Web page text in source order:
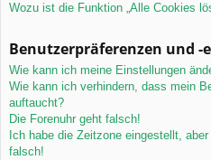
Wozu ist die Funktion „Alle Cookies
Benutzerpräferenzen und -
Wie kann ich meine Einstellungen
Wie kann ich verhindern, dass mein
auftaucht?
Die Forenuhr geht falsch!
Ich habe die Zeitzone eingestellt,
falsch!